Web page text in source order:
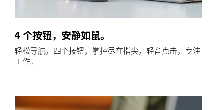
4 个按钮，安静如鼠。
轻松导航。四个按钮，掌控尽在指尖。轻音点击，专注
工作。